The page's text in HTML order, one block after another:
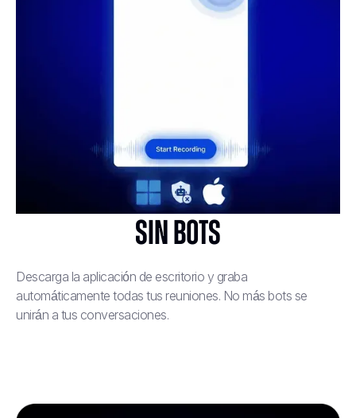
Sin bots
Descarga la aplicación de escritorio y graba
automáticamente todas tus reuniones. No más bots se
unirán a tus conversaciones.